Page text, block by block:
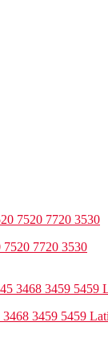
7720 3530
3459 5459